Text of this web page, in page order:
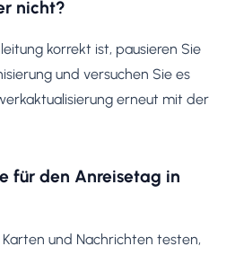
nicht?
korrekt ist, pausieren Sie
und versuchen Sie es
erneut mit der
für den Anreisetag in
und Nachrichten testen,